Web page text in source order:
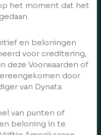
het moment dat het
en beloningen
voor creditering,
deze Voorwaarden of
door
van Dynata.
van punten of
beloning in te